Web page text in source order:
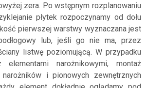
zera. Po wstępnym rozplanowaniu
płytek rozpoczynamy od dołu
pierwszej warstwy wyznaczana jest
lub, jeśli go nie ma, przez
listwę poziomującą. W przypadku
narożnikowymi, montaż
i pionowych zewnętrznych